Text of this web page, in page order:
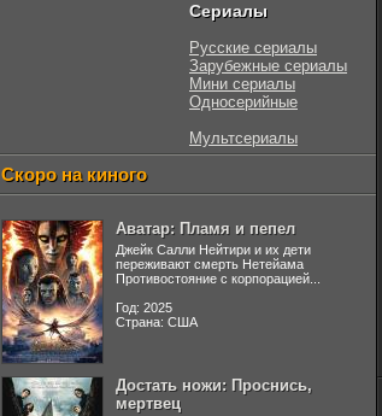
Сериалы
Русские сериалы
Зарубежные сериалы
Мини сериалы
Односерийные
Мультсериалы
Скоро на киного
Аватар: Пламя и пепел
Джейк Салли Нейтири и их дети
переживают смерть Нетейама
Противостояние с корпорацией...
Год: 2025
Страна: США
Достать ножи: Проснись,
мертвец